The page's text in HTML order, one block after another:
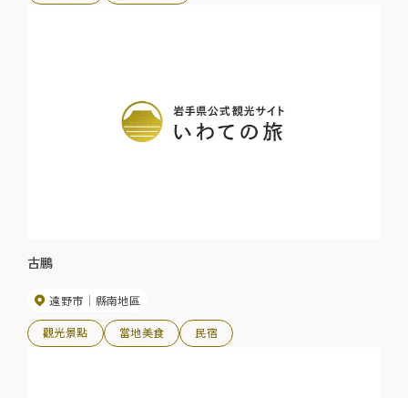
古鵬
遠野市 縣南地區
觀光景點 當地美食 民宿